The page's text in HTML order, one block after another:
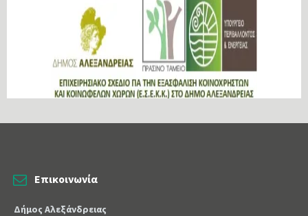
Επικοινωνία
Δήμος Αλεξάνδρειας